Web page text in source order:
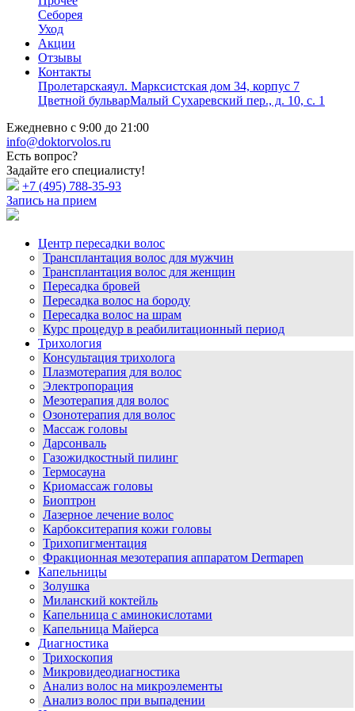
Себорея
Уход
Акции
Отзывы
Контакты
Пролетарскаяул. Марксистская дом 34, корпус 7
Цветной бульварМалый Сухаревский пер., д. 10, с. 1
Ежедневно с 9:00 до 21:00
info@doktorvolos.ru
Есть вопрос?
Задайте его специалисту!
+7 (495) 788-35-93
Запись на прием
Центр пересадки волос
Трансплантация волос для мужчин
Трансплантация волос для женщин
Пересадка бровей
Пересадка волос на бороду
Пересадка волос на шрам
Курс процедур в реабилитационный период
Трихология
Консультация трихолога
Плазмотерапия для волос
Электропорация
Мезотерапия для волос
Озонотерапия для волос
Массаж головы
Дарсонваль
Газожидкостный пилинг
Термосауна
Криомассаж головы
Биоптрон
Лазерное лечение волос
Карбокситерапия кожи головы
Трихопигментация
Фракционная мезотерапия аппаратом Dermapen
Капельницы
Золушка
Миланский коктейль
Капельница с аминокислотами
Капельница Майерса
Диагностика
Трихоскопия
Микровидеодиагностика
Анализ волос на микроэлементы
Анализ волос при выпадении